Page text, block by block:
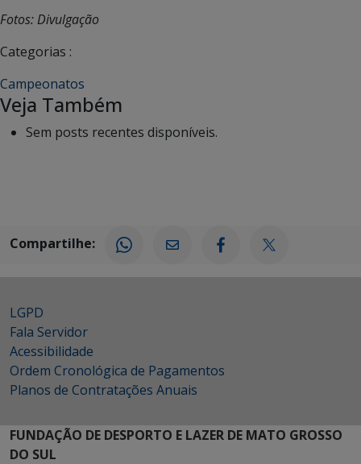
Fotos: Divulgação
Categorias :
Campeonatos
Veja Também
Sem posts recentes disponíveis.
Compartilhe:
LGPD
Fala Servidor
Acessibilidade
Ordem Cronológica de Pagamentos
Planos de Contratações Anuais
FUNDAÇÃO DE DESPORTO E LAZER DE MATO GROSSO
DO SUL